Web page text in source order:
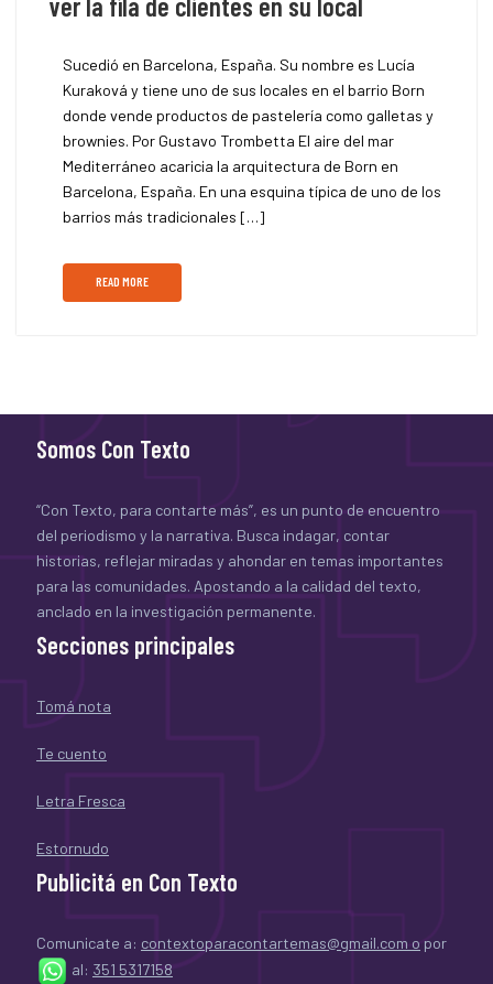
Sucedió en Barcelona, España. Su nombre es Lucía
Kuraková y tiene uno de sus locales en el barrio Born
donde vende productos de pastelería como galletas y
brownies. Por Gustavo Trombetta El aire del mar
Mediterráneo acaricia la arquitectura de Born en
Barcelona, España. En una esquina típica de uno de los
barrios más tradicionales […]
READ MORE
Somos Con Texto
“Con Texto, para contarte más”, es un punto de encuentro
del periodismo y la narrativa. Busca indagar, contar
historias, reflejar miradas y ahondar en temas importantes
para las comunidades. Apostando a la calidad del texto,
anclado en la investigación permanente.
Secciones principales
Tomá nota
Te cuento
Letra Fresca
Estornudo
Publicitá en Con Texto
Comunicate a: contextoparacontartemas@gmail.com o por
al: 351 5317158